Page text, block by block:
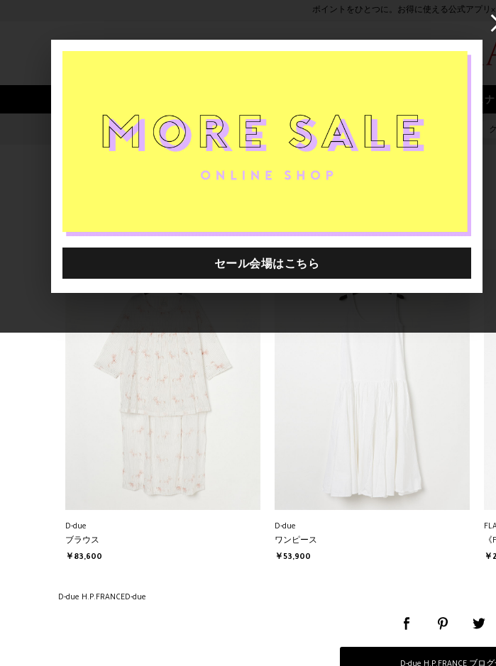
ポイントをひとつに。お得に使える公式アプリ
ス
人気ワード セール 40th限定 ピアス バッグ
D-due
ブラウス
￥83,600
D-due
ワンピース
￥53,900
￥
D-due H.P.FRANCED-due